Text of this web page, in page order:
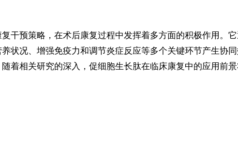
干预策略，在术后康复过程中发挥着多方面的积极作用。它
状况、增强免疫力和调节炎症反应等多个关键环节产生协
着相关研究的深入，促细胞生长肽在临床康复中的应用前